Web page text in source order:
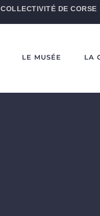
COLLECTIVITÉ DE CORSE
LE MUSÉE LA